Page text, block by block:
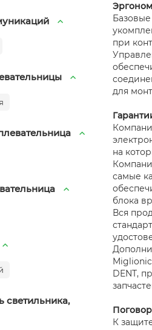
светильника,
при
для
на
самые
блока
Вся
DENT,
К